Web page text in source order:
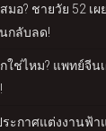
อ? ชายวัย 52 เ
กลับลด!
ช่ไหม? แพทย์จีน
ะกาศแต่งงานฟ้า